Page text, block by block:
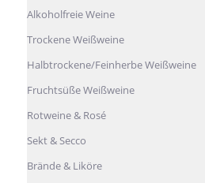
Alkoholfreie Weine
Trockene Weißweine
Halbtrockene/Feinherbe Weißweine
Fruchtsüße Weißweine
Rotweine & Rosé
Sekt & Secco
Brände & Liköre